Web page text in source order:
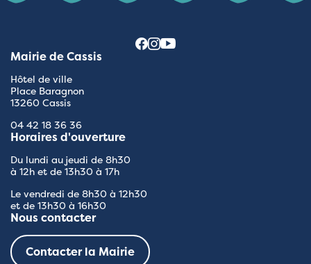
Mairie de Cassis
Hôtel de ville
Place Baragnon
13260 Cassis
04 42 18 36 36
Horaires d'ouverture
Du lundi au jeudi de 8h30
à 12h et de 13h30 à 17h
Le vendredi de 8h30 à 12h30
et de 13h30 à 16h30
Nous contacter
Contacter la Mairie